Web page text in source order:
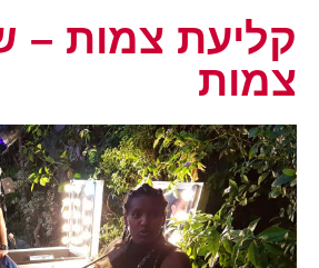
קליעת צמות –
צמות